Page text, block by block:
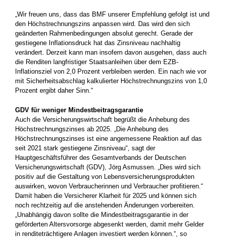
„Wir freuen uns, dass das BMF unserer Empfehlung gefolgt ist und
den Höchstrechnungszins anpassen wird. Das wird den sich
geänderten Rahmenbedingungen absolut gerecht. Gerade der
gestiegene Inflationsdruck hat das Zinsniveau nachhaltig
verändert. Derzeit kann man insofern davon ausgehen, dass auch
die Renditen langfristiger Staatsanleihen über dem EZB-
Inflationsziel von 2,0 Prozent verbleiben werden. Ein nach wie vor
mit Sicherheitsabschlag kalkulierter Höchstrechnungszins von 1,0
Prozent ergibt daher Sinn.“
GDV für weniger Mindestbeitragsgarantie
Auch die Versicherungswirtschaft begrüßt die Anhebung des
Höchstrechnungszinses ab 2025. „Die Anhebung des
Höchstrechnungszinses ist eine angemessene Reaktion auf das
seit 2021 stark gestiegene Zinsniveau“, sagt der
Hauptgeschäftsführer des Gesamtverbands der Deutschen
Versicherungswirtschaft (GDV), Jörg Asmussen. „Dies wird sich
positiv auf die Gestaltung von Lebensversicherungsprodukten
auswirken, wovon Verbraucherinnen und Verbraucher profitieren.“
Damit haben die Versicherer Klarheit für 2025 und können sich
noch rechtzeitig auf die anstehenden Änderungen vorbereiten.
„Unabhängig davon sollte die Mindestbeitragsgarantie in der
geförderten Altersvorsorge abgesenkt werden, damit mehr Gelder
in renditeträchtigere Anlagen investiert werden können.“, so